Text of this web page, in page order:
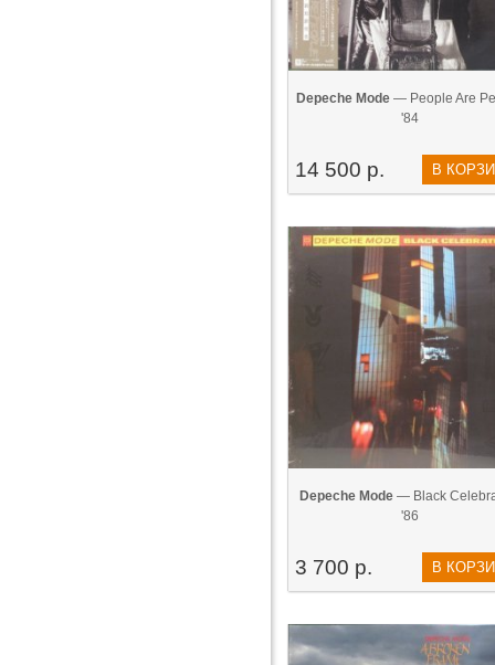
Depeche Mode — People Are
'84
14 500 р. В
Depeche Mode— Black
'86
3 700 р. В